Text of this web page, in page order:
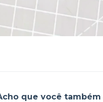
que você